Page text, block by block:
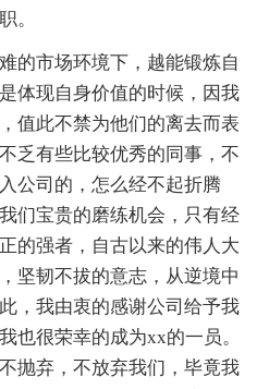
。
的市场环境下，越能锻炼自
体现自身价值的时候，因我
值此不禁为他们的离去而表
乏有些比较优秀的同事，不
公司的，怎么经不起折腾
们宝贵的磨练机会，只有经
的强者，自古以来的伟人大
坚韧不拔的意志，从逆境中
，我由衷的感谢公司给予我
也很荣幸的成为xx的一员。
抛弃，不放弃我们，毕竟我